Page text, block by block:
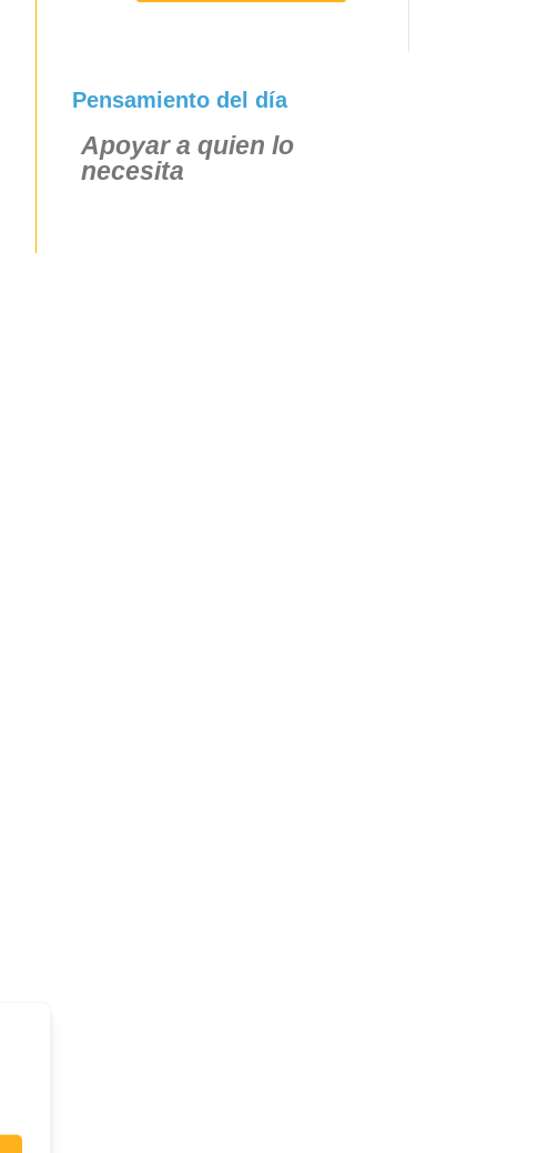
Pensamiento del día
Apoyar a quien lo
necesita